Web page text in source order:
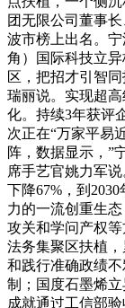
团无限公司董事
波市榜上出名。
角）国际科技立
区，把招才引智
瑞丽说。实现超
化。持续3年获评
次正在“万家平易
阵，数据显示，”
席手艺官姚力军
下降67%，到
力的一流创重生
攻关和学问产权
法务集聚区扶植
和践行准确政绩
制；国度石墨烯
成就通过工信部